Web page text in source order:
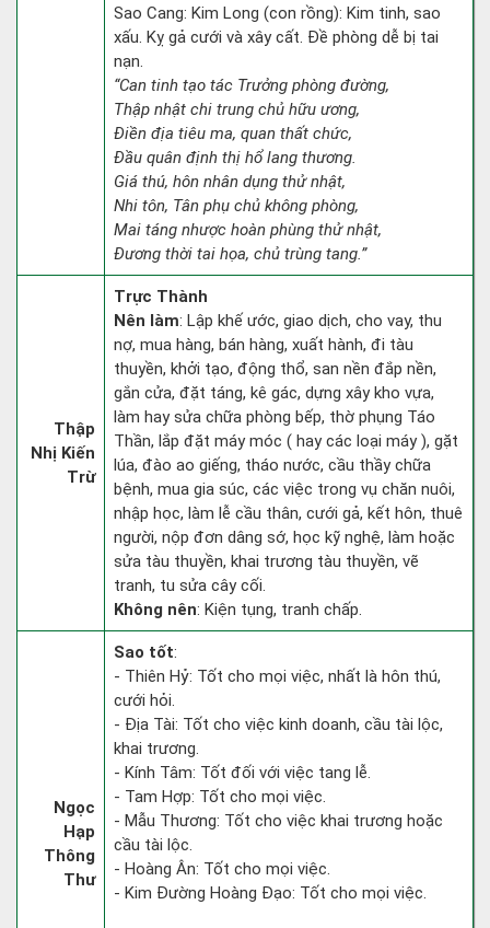
Sao Cang: Kim Long (con rồng): Kim tinh, sao
xấu. Kỵ gả cưới và xây cất. Đề phòng dễ bị tai
nạn.
“Can tinh tạo tác Trưởng phòng đường,
Thập nhật chi trung chủ hữu ương,
Điền địa tiêu ma, quan thất chức,
Đầu quân định thị hổ lang thương.
Giá thú, hôn nhân dụng thử nhật,
Nhi tôn, Tân phụ chủ không phòng,
Mai táng nhược hoàn phùng thử nhật,
Đương thời tai họa, chủ trùng tang.”
Thập
Nhị Kiến
Trừ
Trực Thành
Nên làm: Lập khế ước, giao dịch, cho vay, thu
nợ, mua hàng, bán hàng, xuất hành, đi tàu
thuyền, khởi tạo, động thổ, san nền đắp nền,
gắn cửa, đặt táng, kê gác, dựng xây kho vựa,
làm hay sửa chữa phòng bếp, thờ phụng Táo
Thần, lắp đặt máy móc ( hay các loại máy ), gặt
lúa, đào ao giếng, tháo nước, cầu thầy chữa
bệnh, mua gia súc, các việc trong vụ chăn nuôi,
nhập học, làm lễ cầu thân, cưới gả, kết hôn, thuê
người, nộp đơn dâng sớ, học kỹ nghệ, làm hoặc
sửa tàu thuyền, khai trương tàu thuyền, vẽ
tranh, tu sửa cây cối.
Không nên: Kiện tụng, tranh chấp.
Ngọc
Hạp
Thông
Thư
Sao tốt:
- Thiên Hỷ: Tốt cho mọi việc, nhất là hôn thú,
cưới hỏi.
- Địa Tài: Tốt cho việc kinh doanh, cầu tài lộc,
khai trương.
- Kính Tâm: Tốt đối với việc tang lễ.
- Tam Hợp: Tốt cho mọi việc.
- Mẫu Thương: Tốt cho việc khai trương hoặc
cầu tài lộc.
- Hoàng Ân: Tốt cho mọi việc.
- Kim Đường Hoàng Đạo: Tốt cho mọi việc.